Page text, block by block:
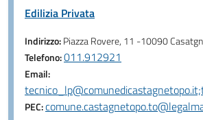
Edilizia Privata
Indirizzo:Piazza Rovere, 11 -10090
Telefono:011.912921
Email:
PEC: